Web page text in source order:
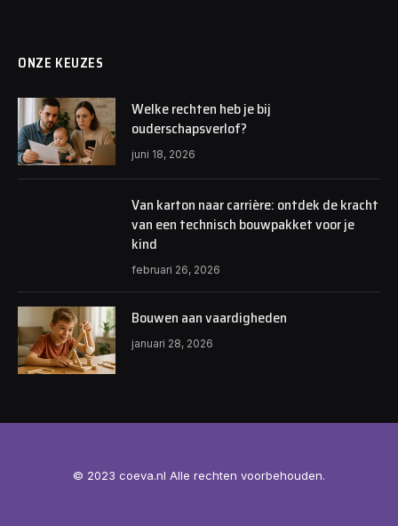
ONZE KEUZES
Welke rechten heb je bij
ouderschapsverlof?
juni 18, 2026
Van karton naar carrière: ontdek de kracht
van een technisch bouwpakket voor je
kind
februari 26, 2026
Bouwen aan vaardigheden
januari 28, 2026
© 2023 coeva.nl Alle rechten voorbehouden.